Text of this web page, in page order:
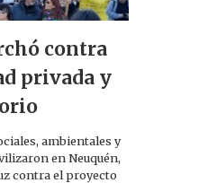
contra
privada y
ambientales y
en Neuquén,
contra el proyecto